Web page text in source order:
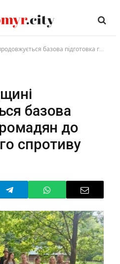
підготовка громадян до національного спротиву
базова
до
спротиву